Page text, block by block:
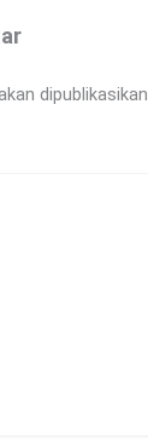
dipublikasikan.